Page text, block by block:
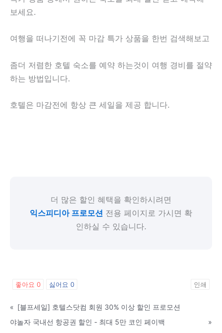
보세요.
여행을 떠나기전에 꼭 마감 특가 상품을 한번 검색해보고
좀더 저렴한 호텔 숙소를 예약 하는것이 여행 경비를 절약
하는 방법입니다.
호텔은 마감전에 항상 큰 세일을 제공 합니다.
더 많은 할인 혜택을 확인하시려면
익스피디아 프로모션 전용 페이지로 가시면 확
인하실 수 있습니다.
좋아요 0 싫어요 0 인쇄
« [블프세일] 호텔스닷컴 회원 30% 이상 할인 프로모션
야놀자 국내선 항공권 할인 - 최대 5만 코인 페이백
»